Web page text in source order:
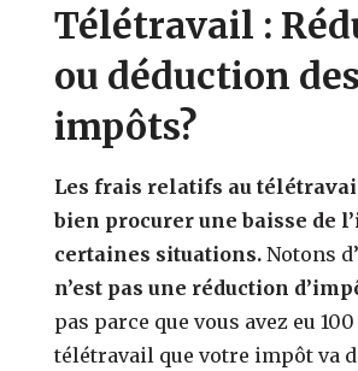
Télétravail :
ou déduction des
impôts?
Les frais relatifs au
bien procurer une baisse de
certaines situations.Notons
n’est pas une réduction
pas parce que vous avez eu
télétravail que votre impôt va